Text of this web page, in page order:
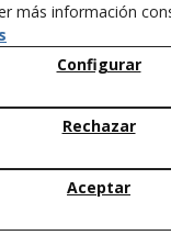
derechos reservados.
más información
Configurar
Rechazar
Aceptar